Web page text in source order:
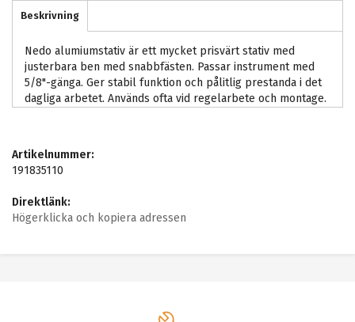
Beskrivning
Nedo alumiumstativ är ett mycket prisvärt stativ med
justerbara ben med snabbfästen. Passar instrument med
5/8"-gänga. Ger stabil funktion och pålitlig prestanda i det
dagliga arbetet. Används ofta vid regelarbete och montage.
Artikelnummer:
191835110
Direktlänk:
Högerklicka och kopiera adressen